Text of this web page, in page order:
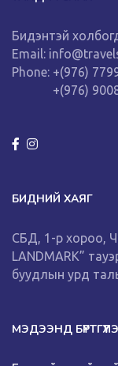
Бидэнтэй
Email:
Phone: +(976)
+(976)
БИДНИЙ ХАЯГ
СБД, 1-р хороо,
LANDMARK”
буудлын урд
МЭДЭЭНД